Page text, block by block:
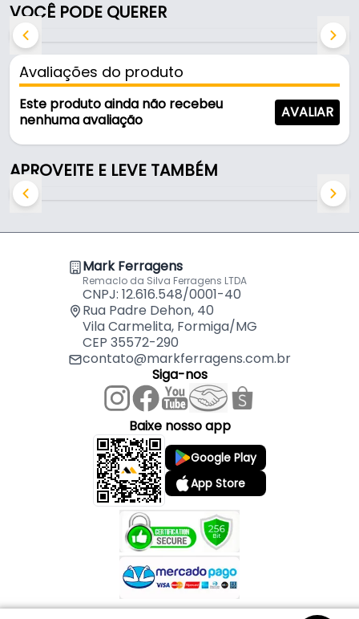
Características:
- Marca: Bredal
- Modelo: Cantoneira L
- Material: Bicromatizado
- Acabamento: Bicromatizado
- Comprimento: 2"
- Dimensões: 2''X2''X5/8''
VOCÊ PODE QUERER
Avaliações do produto
Este produto ainda não recebeu
nenhuma avaliação
AVALIAR
APROVEITE E LEVE TAMBÉM
Mark Ferragens
Remaclo da Silva Ferragens LTDA
CNPJ: 12.616.548/0001-40
Rua Padre Dehon, 40
Vila Carmelita, Formiga/MG
CEP 35572-290
contato@markferragens.com.br
Siga-nos
Baixe nosso app
Google Play
App Store